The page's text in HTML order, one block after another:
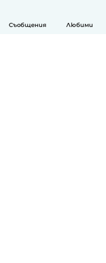
Съобщения Любими